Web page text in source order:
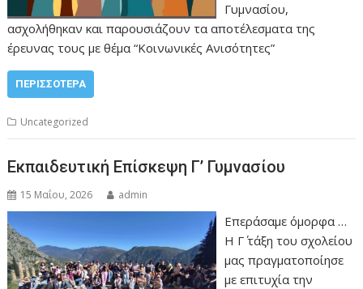
Γυμνασίου,
ασχολήθηκαν και παρουσιάζουν τα αποτέλεσματα της
έρευνας τους με θέμα “Κοινωνικές Ανισότητες”
ΠΕΡΙΣΣΌΤΕΡΑ
Uncategorized
Εκπαιδευτική Επίσκεψη Γ’ Γυμνασίου
15 Μαΐου, 2026 admin
Επεράσαμε όμορφα …
Η Γ΄ τάξη του σχολείου
μας πραγματοποίησε
με επιτυχία την